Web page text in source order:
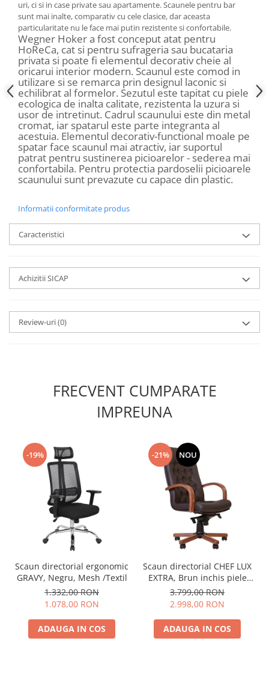
uri, ci si in case private sau apartamente. Scaunele pentru bar
sunt mai inalte, comparativ cu cele clasice, dar aceasta
particularitate nu le face mai putin rezistente si confortabile.
Wegner Hoker a fost conceput atat pentru
HoReCa, cat si pentru sufrageria sau bucataria
privata si poate fi elementul decorativ cheie al
oricarui interior modern. Scaunul este comod in
utilizare si se remarca prin designul laconic si
echilibrat al formelor. Sezutul este tapitat cu piele
ecologica de inalta calitate, rezistenta la uzura si
usor de intretinut. Cadrul scaunului este din metal
cromat, iar spatarul este parte integranta al
acestuia. Elementul decorativ-functional moale pe
spatar face scaunul mai atractiv, iar suportul
patrat pentru sustinerea picioarelor - sederea mai
confortabila. Pentru protectia pardoselii picioarele
scaunului sunt prevazute cu capace din plastic.
Informatii conformitate produs
Caracteristici
Achizitii SICAP
Review-uri(0)
FRECVENT CUMPARATE
IMPREUNA
-19%
Scaun directorial ergonomic
GRAVY, Negru, Mesh /Textil
1.332,00 RON
1.078,00 RON
ADAUGA IN COS
-21% NOU
Scaun directorial CHEF LUX
EXTRA, Brun inchis piele
naturala
3.799,00 RON
2.998,00 RON
ADAUGA IN COS